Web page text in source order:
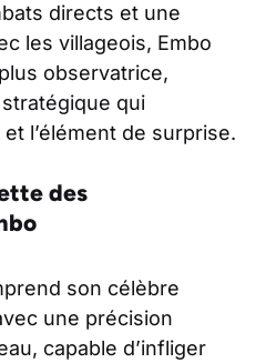
directs et une
les villageois, Embo
observatrice,
qui
l’élément de surprise.
des
son célèbre
une précision
capable d’infliger